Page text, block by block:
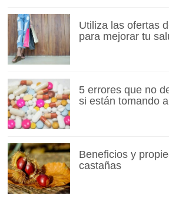
Utiliza las ofertas
para mejorar tu
5 errores que no
si están tomando
Beneficios y
castañas